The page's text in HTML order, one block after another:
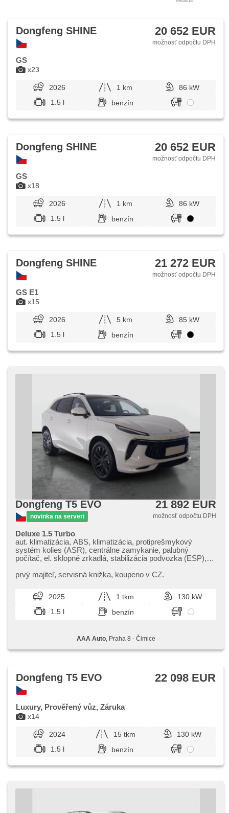
x23
Dongfeng SHINE 20 652 EUR
možnosť odpočtu DPH
GS
2026 1 km
86 kW
1.5 l
benzín
x18
Dongfeng SHINE 20 652 EUR
možnosť odpočtu DPH
GS
2026 1 km
86 kW
1.5 l
benzín
x15
Dongfeng SHINE 21 272 EUR
možnosť odpočtu DPH
GS E1
2026 5 km
85 kW
1.5 l
benzín
Dongfeng T5 EVO
novinka na serveri
21 892 EUR
možnosť odpočtu DPH
Deluxe 1.5 Turbo
aut. klimatizácia, ABS, klimatizácia, protiprešmykový
systém kolies (ASR), centrálne zamykanie, palubný
počítač, el. sklopné zrkadlá, stabilizácia podvozka (ESP),
tlaku v pneumatikách, USB, 8x airbag, el. nastaviteľné
posilňovač riadenia, el. okná, strešný nosič, strešné okno,
autorádio, aut. prevodovka
prvý majiteľ,​ servisná knižka,​ koupeno v CZ.
2025 1 tkm
130 kW
1.5 l
benzín
AAA Auto, Praha 8 - Čimice
x14
Dongfeng T5 EVO 22 098 EUR
Luxury, Prověřený vůz, Záruka
2024 15 tkm
130 kW
1.5 l
benzín